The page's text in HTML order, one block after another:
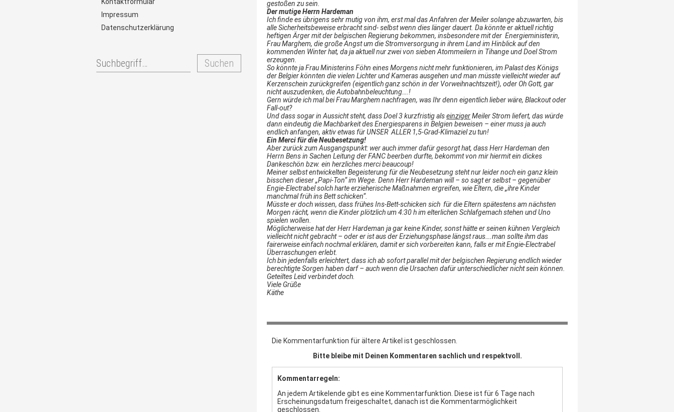
gestoßen zu sein.
Der mutige Herrn Hardeman
Ich finde es übrigens sehr mutig von ihm, erst mal das Anfahren der Meiler solange abzuwarten, bis
alle Sicherheitsbeweise erbracht sind- selbst wenn dies länger dauert. Da könnte er aktuell richtig
heftigen Ärger mit der belgischen Regierung bekommen, insbesondere mit der Energieministerin,
Frau Marghem, die große Angst um die Stromversorgung in ihrem Land im Hinblick auf den
kommenden Winter hat, da ja aktuell nur zwei von sieben Atommeilern in Tihange und Doel Strom
erzeugen.
So könnte ja Frau Ministerins Föhn eines Morgens nicht mehr funktionieren, im Palast des Königs
der Belgier könnten die vielen Lichter und Kameras ausgehen und man müsste vielleicht wieder auf
Kerzenschein zurückgreifen (eigentlich ganz schön in der Vorweihnachtszeit!), oder Oh Gott, gar
nicht auszudenken, die Autobahnbeleuchtung….!
Gern würde ich mal bei Frau Marghem nachfragen, was Ihr denn eigentlich lieber wäre, Blackout oder
Fall-out?
Und dass sogar in Aussicht steht, dass Doel 3 kurzfristig alseinzigerMeiler Strom liefert, das würde
dann eindeutig die Machbarkeit des Energiesparens in Belgien beweisen – einer muss ja auch
endlich anfangen, aktiv etwas für UNSER ALLER 1,5-Grad-Klimaziel zu tun!
Ein Merci für die Neubesetzung!
Aber zurück zum Ausgangspunkt: wer auch immer dafür gesorgt hat, dass Herr Hardeman den
Herrn Bens in Sachen Leitung der FANC beerben durfte, bekommt von mir hiermit ein dickes
Dankeschön bzw. ein herzliches merci beaucoup!
Meiner selbst entwickelten Begeisterung für die Neubesetzung steht nur leider noch ein ganz klein
bisschen dieser „Papi-Ton“ im Wege. Denn Herr Hardeman will – so sagt er selbst – gegenüber
Engie-Electrabel solch harte erzieherische Maßnahmen ergreifen, wie Eltern, die „ihre Kinder
manchmal früh ins Bett schicken“.
Müsste er doch wissen, dass frühes Ins-Bett-schicken sich für die Eltern spätestens am nächsten
Morgen rächt, wenn die Kinder plötzlich um 4:30 h im elterlichen Schlafgemach stehen und Uno
spielen wollen.
Möglicherweise hat der Herr Hardeman ja gar keine Kinder, sonst hätte er seinen kühnen Vergleich
vielleicht nicht gebracht – oder er ist aus der Erziehungsphase längst raus….man sollte ihm das
fairerweise einfach nochmal erklären, damit er sich vorbereiten kann, falls er mit Engie-Electrabel
Überraschungen erlebt.
Ich bin jedenfalls erleichtert, dass ich ab sofort parallel mit der belgischen Regierung endlich wieder
berechtigte Sorgen haben darf – auch wenn die Ursachen dafür unterschiedlicher nicht sein können.
Geteiltes Leid verbindet doch.
Viele Grüße
Käthe
Die Kommentarfunktion für ältere Artikel ist geschlossen.
Bitte bleibe mit Deinen Kommentaren sachlich und respektvoll.
Kommentarregeln:
An jedem Artikelende gibt es eine Kommentarfunktion. Diese ist für 6 Tage nach
Erscheinungsdatum freigeschaltet, danach ist die Kommentarmöglichkeit
geschlossen.
Impressum
Datenschutzerklärung
Suchen